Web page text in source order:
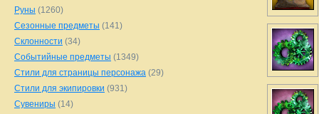
Руны (1260)
Сезонные предметы (141)
Склонности (34)
Событийные предметы (1349)
Стили для страницы персонажа (29)
Стили для экипировки (931)
Сувениры (14)